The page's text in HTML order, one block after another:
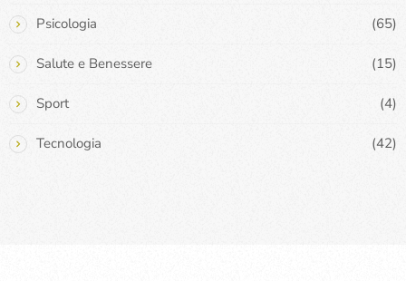
Psicologia (65)
Salute e Benessere (15)
Sport (4)
Tecnologia (42)